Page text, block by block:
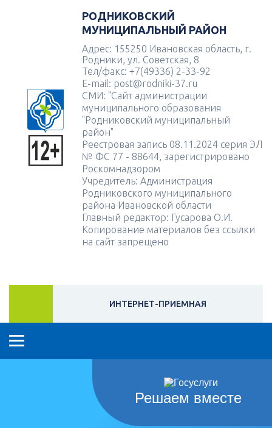
РОДНИКОВСКИЙ
МУНИЦИПАЛЬНЫЙ РАЙОН
Адрес: 155250 Ивановская область, г.
Родники, ул. Советская, 8
Тел/факс: +7(49336) 2-33-92
E-mail: post@rodniki-37.ru
СМИ: "Сайт администрации
муниципального образования
"Родниковский муниципальный
район"
Реестровая запись 08.11.2024 серия ЭЛ
№ ФС 77 - 88644, зарегистрировано
Роскомнадзором
Учредитель: Администрация
Родниковского муниципального
района Ивановской области
Главный редактор: Гусарова О.И.
Копирование материалов без ссылки
на сайт запрещено
ИНТЕРНЕТ-ПРИЕМНАЯ
Решаем вместе